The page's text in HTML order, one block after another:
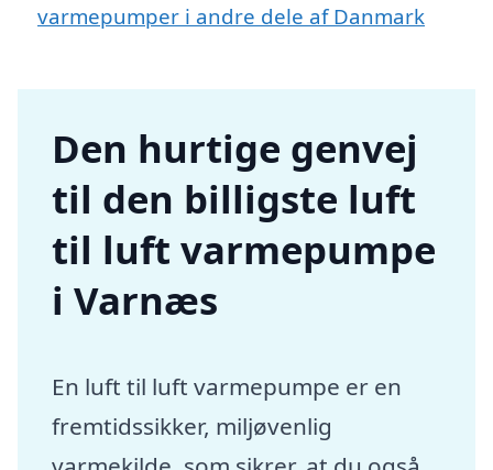
varmepumper i andre dele af Danmark
Den hurtige genvej
til den billigste luft
til luft varmepumpe
i Varnæs
En luft til luft varmepumpe er en
fremtidssikker, miljøvenlig